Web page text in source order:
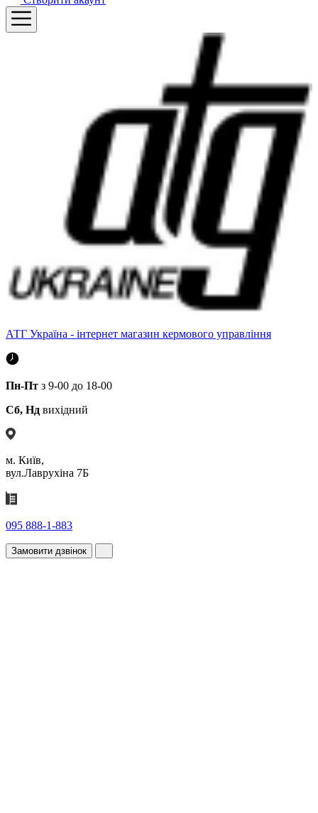
АТГ Україна - інтернет магазин кермового управління
Пн-Пт з 9-00 до 18-00
Сб, Нд вихідний
м. Київ,
вул.Лаврухіна 7Б
095 888-1-883
Замовити дзвінок